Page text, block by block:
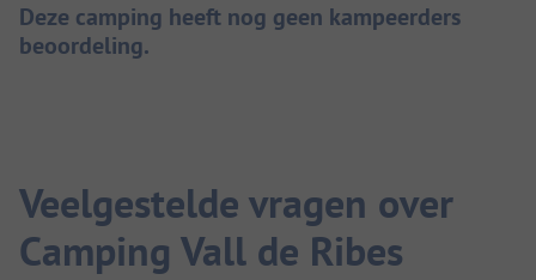
Deze camping heeft nog geen kampeerders
beoordeling.
Veelgestelde vragen over
Camping Vall de Ribes